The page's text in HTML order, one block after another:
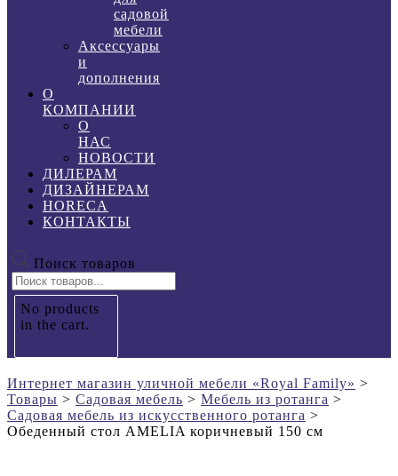
садовой
мебели
Аксессуары
и
дополнения
О
КОМПАНИИ
О
НАС
НОВОСТИ
ДИЛЕРАМ
ДИЗАЙНЕРАМ
HORECA
КОНТАКТЫ
Поиск товаров
No products
in the cart.
Интернет магазин уличной мебели «Royal Family» >
Товары > Садовая мебель > Мебель из ротанга >
Садовая мебель из искусственного ротанга >
Обеденный стол AMELIA коричневый 150 см